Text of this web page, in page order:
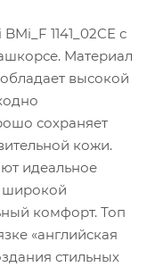
1141_02CE с
Материал
высокой
сохраняет
кожи.
идеальное
широкой
комфорт. Топ
«английская
стильных